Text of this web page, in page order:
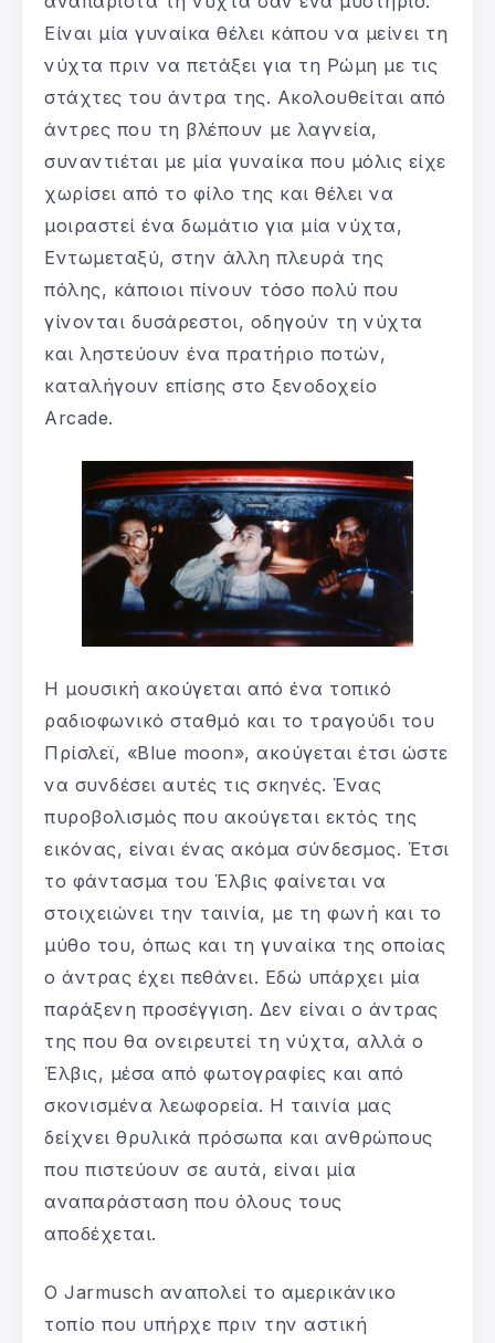
Είναι μία γυναίκα θέλει κάπου να μείνει τη
νύχτα πριν να πετάξει για τη Ρώμη με τις
στάχτες του άντρα της. Ακολουθείται από
άντρες που τη βλέπουν με λαγνεία,
συναντιέται με μία γυναίκα που μόλις είχε
χωρίσει από το φίλο της και θέλει να
μοιραστεί ένα δωμάτιο για μία νύχτα,
Εντωμεταξύ, στην άλλη πλευρά της
πόλης, κάποιοι πίνουν τόσο πολύ που
γίνονται δυσάρεστοι, οδηγούν τη νύχτα
και ληστεύουν ένα πρατήριο ποτών,
καταλήγουν επίσης στο ξενοδοχείο
Arcade.
Η μουσική ακούγεται από ένα τοπικό
ραδιοφωνικό σταθμό και το τραγούδι του
Πρίσλεϊ, «Blue moon», ακούγεται έτσι ώστε
να συνδέσει αυτές τις σκηνές. Ένας
πυροβολισμός που ακούγεται εκτός της
εικόνας, είναι ένας ακόμα σύνδεσμος. Έτσι
το φάντασμα του Έλβις φαίνεται να
στοιχειώνει την ταινία, με τη φωνή και το
μύθο του, όπως και τη γυναίκα της οποίας
ο άντρας έχει πεθάνει. Εδώ υπάρχει μία
παράξενη προσέγγιση. Δεν είναι ο άντρας
της που θα ονειρευτεί τη νύχτα, αλλά ο
Έλβις, μέσα από φωτογραφίες και από
σκονισμένα λεωφορεία. Η ταινία μας
δείχνει θρυλικά πρόσωπα και ανθρώπους
που πιστεύουν σε αυτά, είναι μία
αναπαράσταση που όλους τους
αποδέχεται.
Ο Jarmusch αναπολεί το αμερικάνικο
τοπίο που υπήρχε πριν την αστική